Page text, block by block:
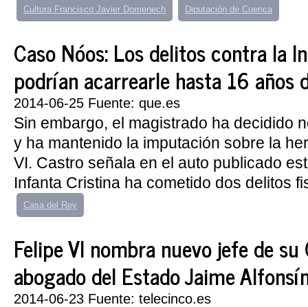
Cultura Francisco Javier Domenech Diputación de Cuenca
Caso Nóos: Los delitos contra la
podrían acarrearle hasta 16 años
2014-06-25 Fuente: que.es
Sin embargo, el magistrado ha decidido
y ha mantenido la imputación sobre la
VI. Castro señala en el auto publicado
Infanta Cristina ha cometido dos delitos
Casa del Rey
Felipe VI nombra nuevo jefe de su
abogado del Estado Jaime
2014-06-23 Fuente: telecinco.es